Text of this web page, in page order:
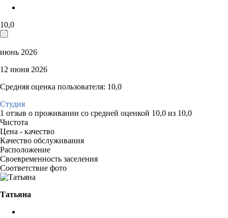
10,0
июнь 2026
12 июня 2026
Средняя оценка пользователя: 10,0
Студия
1 отзыв о проживании со средней оценкой 10,0 из 10,0
Чистота
Цена - качество
Качество обслуживания
Расположение
Своевременность заселения
Соответствие фото
Татьяна